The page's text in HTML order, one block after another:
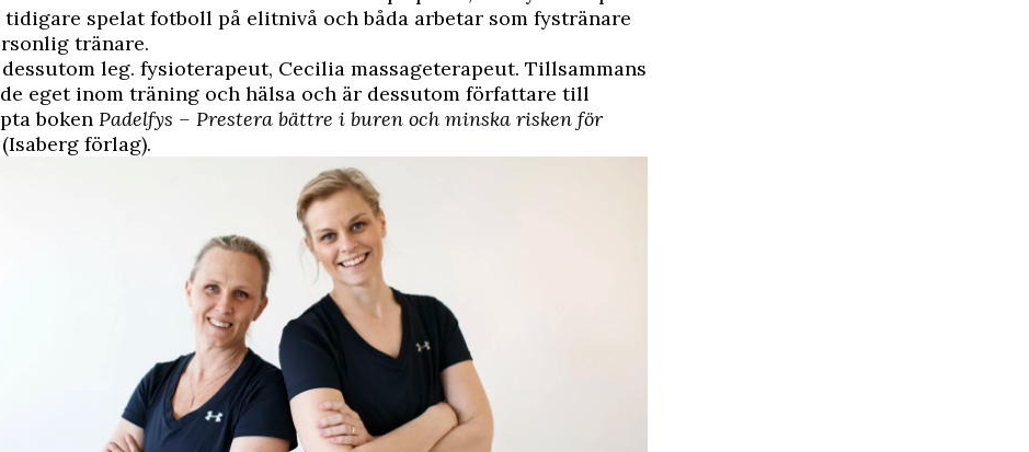
tidigare spelat fotboll på elitnivå och båda arbetar som fystränare
tränare.
leg. fysioterapeut, Cecilia massageterapeut. Tillsammans
eget inom träning och hälsa och är dessutom författare till
boken Padelfys – Prestera bättre i buren och minska risken för
(Isaberg förlag).